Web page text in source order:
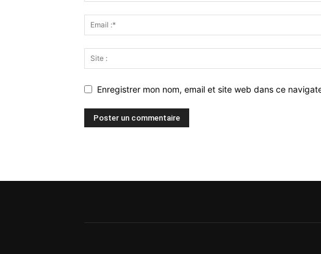
Enregistrer mon nom, email et site web dans ce